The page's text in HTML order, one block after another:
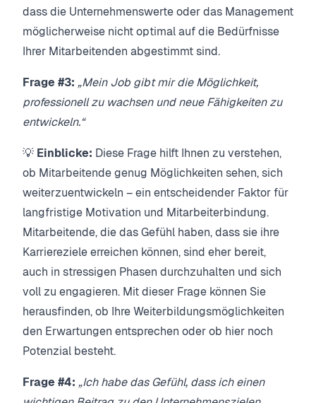
dass die Unternehmenswerte oder das Management
möglicherweise nicht optimal auf die Bedürfnisse
Ihrer Mitarbeitenden abgestimmt sind.
Frage #3: „Mein Job gibt mir die Möglichkeit,
professionell zu wachsen und neue Fähigkeiten zu
entwickeln.“
💡 Einblicke: Diese Frage hilft Ihnen zu verstehen,
ob Mitarbeitende genug Möglichkeiten sehen, sich
weiterzuentwickeln – ein entscheidender Faktor für
langfristige Motivation und Mitarbeiterbindung.
Mitarbeitende, die das Gefühl haben, dass sie ihre
Karriereziele erreichen können, sind eher bereit,
auch in stressigen Phasen durchzuhalten und sich
voll zu engagieren. Mit dieser Frage können Sie
herausfinden, ob Ihre Weiterbildungsmöglichkeiten
den Erwartungen entsprechen oder ob hier noch
Potenzial besteht.
Frage #4: „Ich habe das Gefühl, dass ich einen